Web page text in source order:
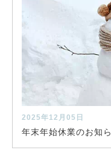
2025年12月05日
年末年始休業のお知